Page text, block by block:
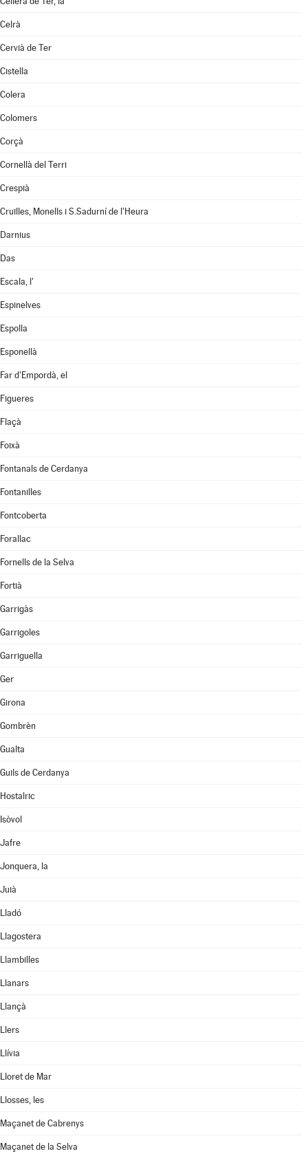
Celrà
Cervià de Ter
Cistella
Colera
Colomers
Corçà
Cornellà del Terri
Crespià
Cruïlles, Monells i S.Sadurní de l'Heura
Darnius
Das
Escala, l'
Espinelves
Espolla
Esponellà
Far d'Empordà, el
Figueres
Flaçà
Foixà
Fontanals de Cerdanya
Fontanilles
Fontcoberta
Forallac
Fornells de la Selva
Fortià
Garrigàs
Garrigoles
Garriguella
Ger
Girona
Gombrèn
Gualta
Guils de Cerdanya
Hostalric
Isòvol
Jafre
Jonquera, la
Juià
Lladó
Llagostera
Llambilles
Llanars
Llançà
Llers
Llívia
Lloret de Mar
Llosses, les
Maçanet de Cabrenys
Maçanet de la Selva